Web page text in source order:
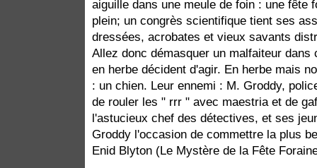
aiguille dans une meule de foin : une fête
plein; un congrès scientifique tient ses
dressées, acrobates et vieux savants
Allez donc démasquer un malfaiteur
en herbe décident d'agir. En herbe mais
: un chien. Leur ennemi : M. Groddy,
de rouler les " rrr " avec maestria et de
l'astucieux chef des détectives, et ses
Groddy l'occasion de commettre la plus
Enid Blyton (Le Mystère de la Fête